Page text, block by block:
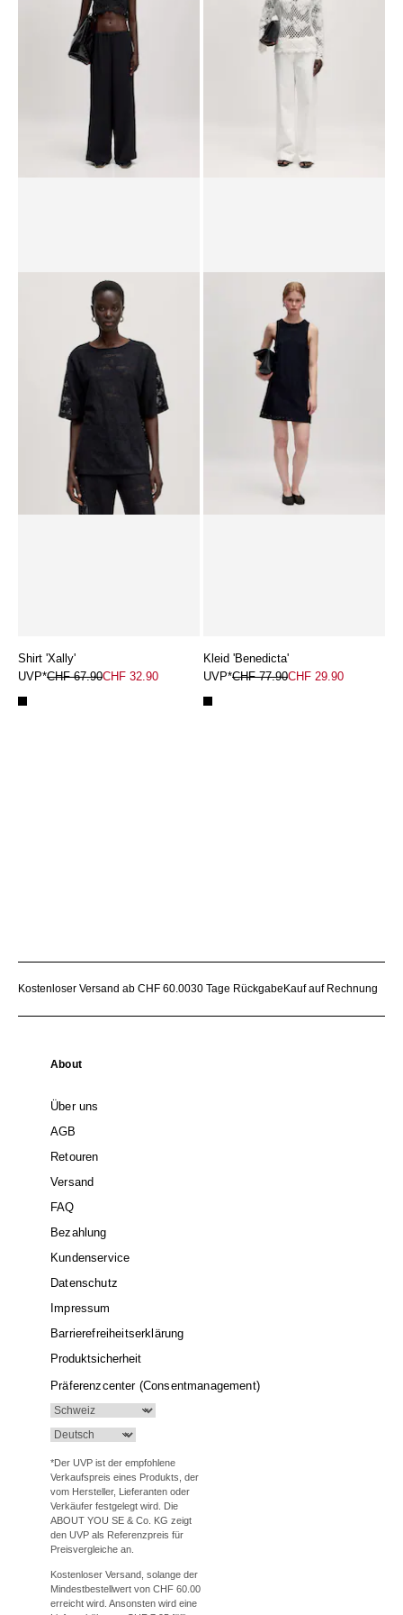
CHF 63.90 CHF 24.90
Pullover 'Luzia'
CHF 129.00 CHF 62.90
Shirt 'Xally'
UVP*CHF 67.90CHF 32.90
Kleid 'Benedicta'
UVP*CHF 77.90CHF 29.90
Kostenloser Versand ab CHF 60.0030 Tage Rückgabe Kauf auf Rechnung
About
Über uns
AGB
Retouren
Versand
FAQ
Bezahlung
Kundenservice
Datenschutz
Impressum
Barrierefreiheitserklärung
Produktsicherheit
Präferenzcenter (Consentmanagement)
*Der UVP ist der empfohlene
Verkaufspreis eines Produkts, der
vom Hersteller, Lieferanten oder
Verkäufer festgelegt wird. Die
ABOUT YOU SE & Co. KG zeigt
den UVP als Referenzpreis für
Preisvergleiche an.
Kostenloser Versand, solange der
Mindestbestellwert von CHF 60.00
erreicht wird. Ansonsten wird eine